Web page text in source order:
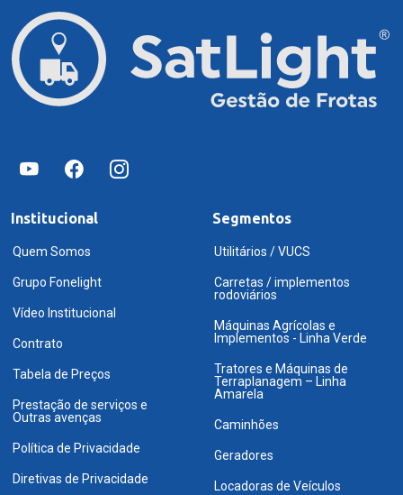
Institucional
Quem Somos
Grupo Fonelight
Vídeo Institucional
Contrato
Tabela de Preços
Prestação de serviços e
Outras avenças
Política de Privacidade
Diretivas de Privacidade
Segmentos
Utilitários / VUCS
Carretas / implementos
rodoviários
Máquinas Agrícolas e
Implementos - Linha Verde
Tratores e Máquinas de
Terraplanagem – Linha
Amarela
Caminhões
Geradores
Locadoras de Veículos